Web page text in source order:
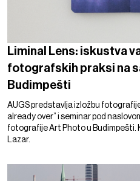
Liminal Lens: iskustva
fotografskih praksi na
Budimpešti
AUGS predstavlja izložbu
already over” i seminar pod
fotografije Art Photo u Budimpešti.
Lazar.